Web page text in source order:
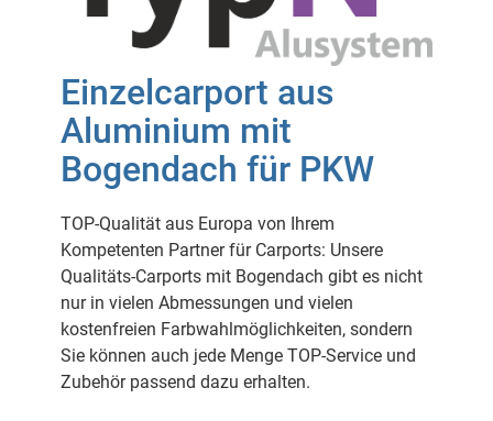
Einzelcarport aus
Aluminium mit
Bogendach für PKW
TOP-Qualität aus Europa von Ihrem
Kompetenten Partner für Carports: Unsere
Qualitäts-Carports mit Bogendach gibt es nicht
nur in vielen Abmessungen und vielen
kostenfreien Farbwahlmöglichkeiten, sondern
Sie können auch jede Menge TOP-Service und
Zubehör passend dazu erhalten.